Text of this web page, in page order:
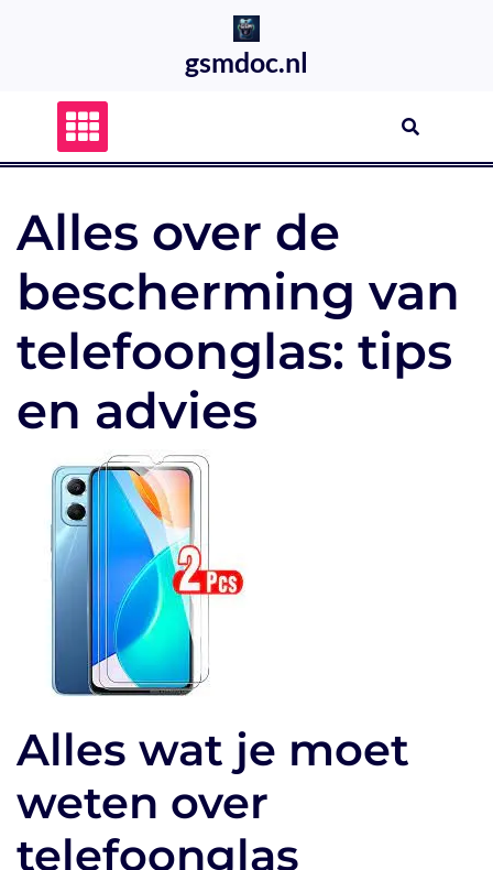
gsmdoc.nl
Alles over de
bescherming van
telefoonglas: tips
en advies
Alles wat je moet
weten over
telefoonglas